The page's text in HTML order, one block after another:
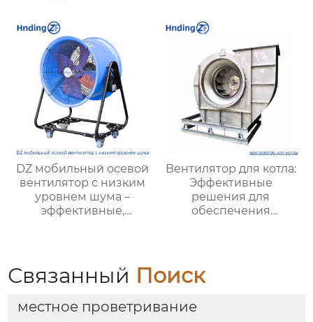
промышленных
котлов | Для котлов с
углем разных типов
эффективность и
удобство
DZ мобильный осевой
вентилятор с низким
уровнем шума –
эффективные,
вентиляции |
Hengding Fan
Вентилятор для котла:
Эффективные
решения для
обеспечения
Связанный Поиск
местное проветривание